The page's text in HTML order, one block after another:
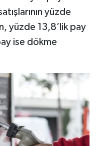
yüzde
yüzde 13,8’lik pay
ise dökme